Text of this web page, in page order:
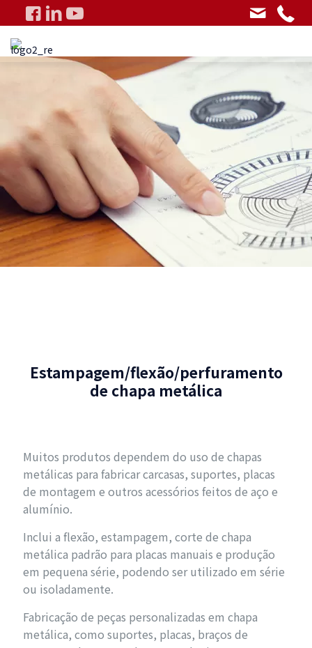
Estampagem/flexão/perfuramento
de chapa metálica
Muitos produtos dependem do uso de chapas
metálicas para fabricar carcasas, suportes, placas
de montagem e outros acessórios feitos de aço e
alumínio.
Inclui a flexão, estampagem, corte de chapa
metálica padrão para placas manuais e produção
em pequena série, podendo ser utilizado em série
ou isoladamente.
Fabricação de peças personalizadas em chapa
metálica, como suportes, placas, braços de